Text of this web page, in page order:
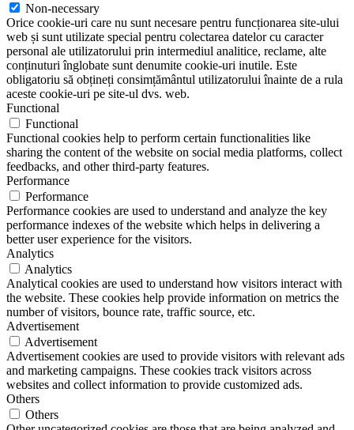
Non-necessary
Orice cookie-uri care nu sunt necesare pentru funcționarea site-ului
web și sunt utilizate special pentru colectarea datelor cu caracter
personal ale utilizatorului prin intermediul analitice, reclame, alte
conținuturi înglobate sunt denumite cookie-uri inutile. Este
obligatoriu să obțineți consimțământul utilizatorului înainte de a rula
aceste cookie-uri pe site-ul dvs. web.
Functional
Functional
Functional cookies help to perform certain functionalities like
sharing the content of the website on social media platforms, collect
feedbacks, and other third-party features.
Performance
Performance
Performance cookies are used to understand and analyze the key
performance indexes of the website which helps in delivering a
better user experience for the visitors.
Analytics
Analytics
Analytical cookies are used to understand how visitors interact with
the website. These cookies help provide information on metrics the
number of visitors, bounce rate, traffic source, etc.
Advertisement
Advertisement
Advertisement cookies are used to provide visitors with relevant ads
and marketing campaigns. These cookies track visitors across
websites and collect information to provide customized ads.
Others
Others